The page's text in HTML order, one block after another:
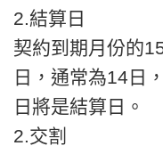
2.結算日
契約到期月份的
日，通常為14日
日將是結算日。
2.交割